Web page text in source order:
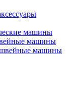
машины
машины
машины